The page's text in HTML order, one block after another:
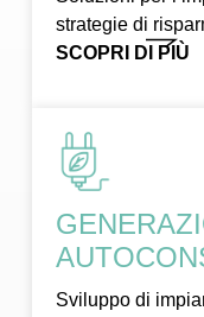
strategie di
SCOPRI DI PIÙ
Sviluppo di